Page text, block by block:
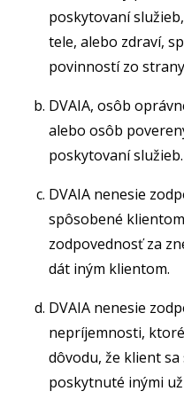
poskytovaní
tele, alebo zdraví,
povinností zo
DVAIA, osôb
alebo osôb
poskytovaní služieb.
DVAIA nenesie
spôsobené
zodpovednosť za
dát iným klientom.
DVAIA nenesie
nepríjemnosti,
dôvodu, že klient
poskytnuté inými